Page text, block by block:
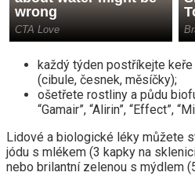
každý týden postříkejte
(cibule, česnek, měsíčky);
ošetřete rostliny a půdu
“Gamair”, “Alirin”, “Effect”,
Lidové a biologické léky můžete
jódu s mlékem (3 kapky na
nebo brilantní zelenou s mýdlem